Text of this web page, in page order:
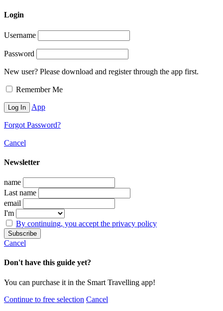
Login
Username
Password
New user? Please download and register through the app first.
Remember Me
App
Forgot Password?
Cancel
Newsletter
name
Last name
email
I'm
By continuing, you accept the privacy policy
Cancel
Don't have this guide yet?
You can purchase it in the Smart Travelling app!
Continue to free selection Cancel